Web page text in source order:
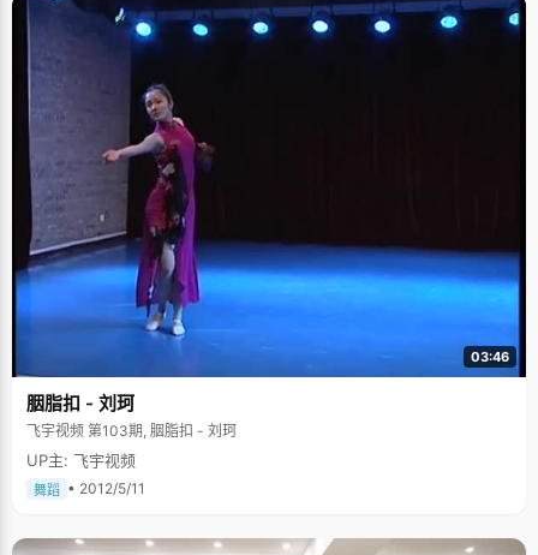
03:46
胭脂扣 - 刘珂
飞宇视频 第103期, 胭脂扣 - 刘珂
UP主: 飞宇视频
舞蹈 • 2012/5/11